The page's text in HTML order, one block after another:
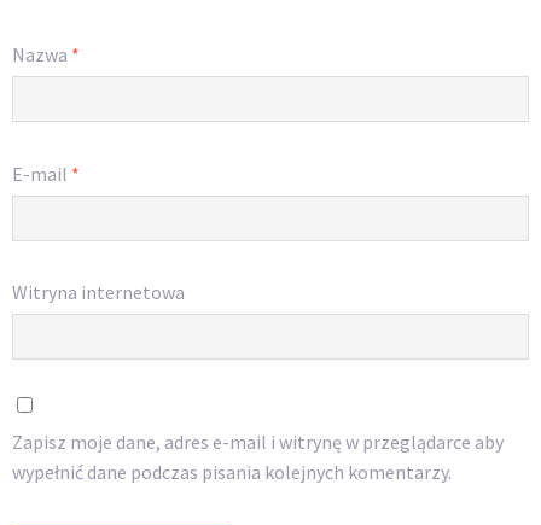
Nazwa *
E-mail *
Witryna internetowa
Zapisz moje dane, adres e-mail i witrynę w przeglądarce aby
wypełnić dane podczas pisania kolejnych komentarzy.